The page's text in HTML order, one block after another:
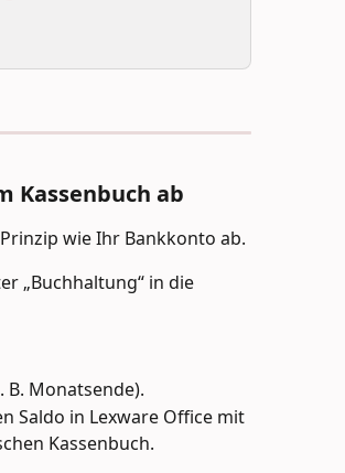
Kassenbuch ab
wie Ihr Bankkonto ab.
„Buchhaltung“ in die
B. Monatsende).
Saldo in Lexware Office mit
Kassenbuch.